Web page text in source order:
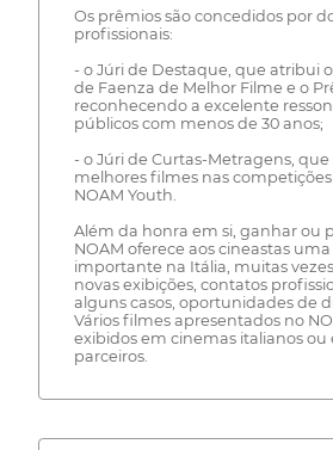
Os prêmios são concedidos por
profissionais:
- o Júri de Destaque, que atribui
de Faenza de Melhor Filme e o
reconhecendo a excelente
públicos com menos de 30 anos;
- o Júri de Curtas-Metragens, que
melhores filmes nas competições
NOAM Youth.
Além da honra em si, ganhar ou
NOAM oferece aos cineastas
importante na Itália, muitas
novas exibições, contatos
alguns casos, oportunidades de
Vários filmes apresentados no
exibidos em cinemas italianos ou
parceiros.